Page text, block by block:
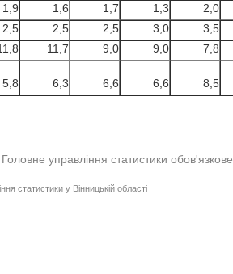
1,9 1,6 1,7 1,3 2,0
2,5 2,5 2,5 3,0 3,5
11,7 9,0 9,0 7,8
5,8 6,3 6,6 6,6 8,5
управління статистики обов'язкове
статистики у Вінницькій області